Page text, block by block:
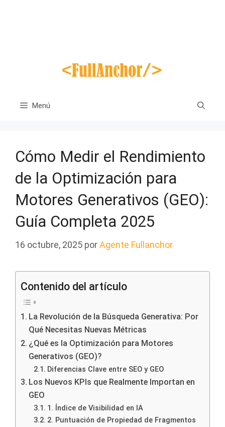
Menú
Cómo Medir el Rendimiento
de la Optimización para
Motores Generativos (GEO):
Guía Completa 2025
16 octubre, 2025 porAgente Fullanchor
Contenido del artículo
La Revolución de la Búsqueda Generativa: Por
Qué Necesitas Nuevas Métricas
¿Qué es la Optimización para Motores
Generativos (GEO)?
Diferencias Clave entre SEO y GEO
Los Nuevos KPIs que Realmente Importan en
GEO
1. Índice de Visibilidad en IA
2. Puntuación de Propiedad de Fragmentos